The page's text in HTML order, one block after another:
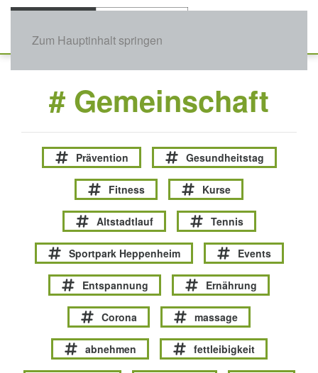
Zum Hauptinhalt springen
# Gemeinschaft
Prävention Gesundheitstag
Fitness Kurse
Altstadtlauf Tennis
Sportpark Heppenheim Events
Entspannung Ernährung
Corona massage
abnehmen fettleibigkeit